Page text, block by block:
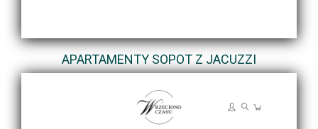
APARTAMENTY SOPOT Z JACUZZI